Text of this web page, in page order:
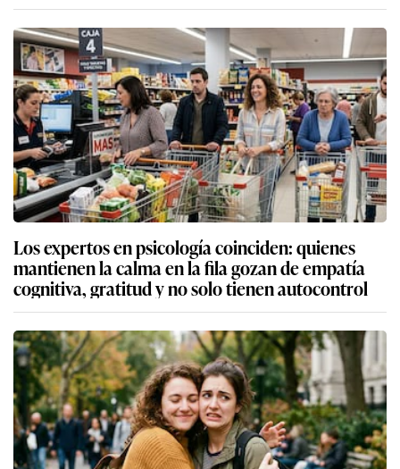
Los expertos en psicología coinciden: quienes
mantienen la calma en la fila gozan de empatía
cognitiva, gratitud y no solo tienen autocontrol